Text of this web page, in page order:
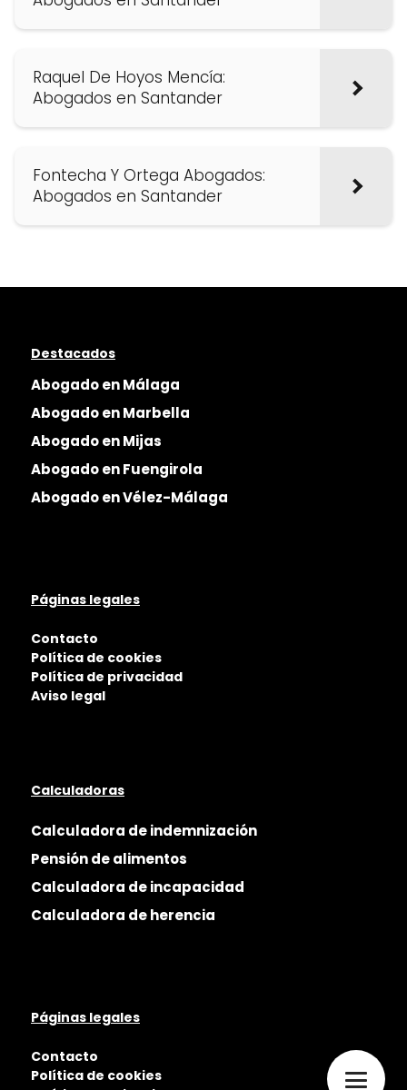
Raquel De Hoyos Mencía:
Abogados en Santander
Fontecha Y Ortega Abogados:
Abogados en Santander
Destacados
Abogado en Málaga
Abogado en Marbella
Abogado en Mijas
Abogado en Fuengirola
Abogado en Vélez-Málaga
Páginas legales
Contacto
Política de cookies
Política de privacidad
Aviso legal
Calculadoras
Calculadora de indemnización
Pensión de alimentos
Calculadora de incapacidad
Calculadora de herencia
Páginas legales
Contacto
Política de cookies